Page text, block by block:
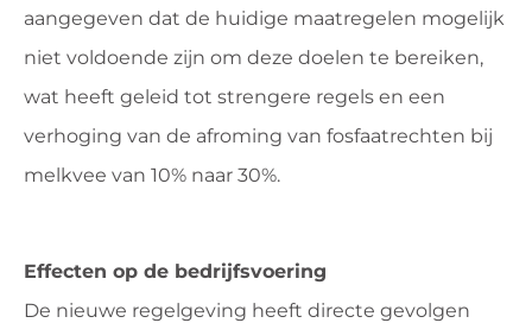
aangegeven dat de huidige maatregelen mogelijk
niet voldoende zijn om deze doelen te bereiken,
wat heeft geleid tot strengere regels en een
verhoging van de afroming van fosfaatrechten bij
melkvee van 10% naar 30%.
Effecten op de bedrijfsvoering
De nieuwe regelgeving heeft directe gevolgen